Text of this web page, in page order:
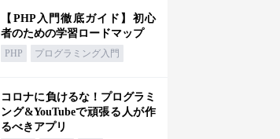
【PHP入門徹底ガイド】初心
者のための学習ロードマップ
PHP プログラミング入門
コロナに負けるな！プログラミ
ング&YouTubeで頑張る人が作
るべきアプリ